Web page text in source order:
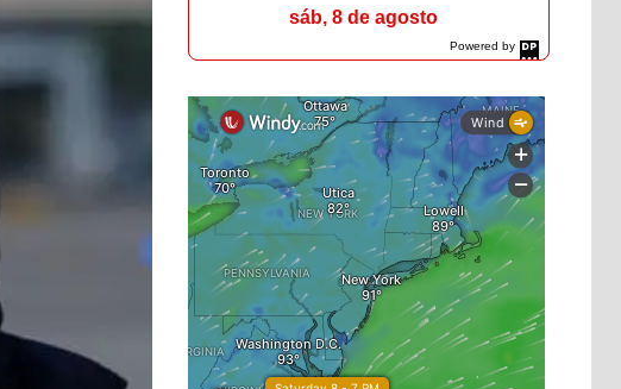
Powered by
DaysPedia.com
sáb, 8 de agosto